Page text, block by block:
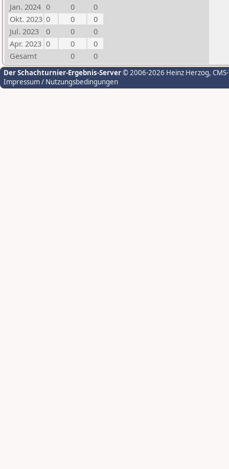
Jan. 2024 0 0
0
Okt. 2023 0 0
0
Jul. 2023
0 0
0
Apr. 2023 0 0
0
Gesamt
0 0
Der Schachturnier-Ergebnis-Server© 2006-2026 Heinz Herzog,
Impressum / Nutzungsbedingungen